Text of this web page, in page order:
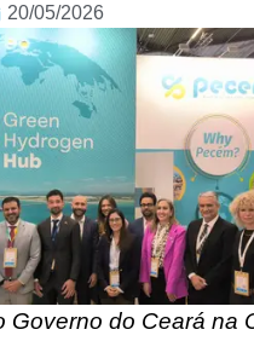
20/05/2026
Governo do Ceará na